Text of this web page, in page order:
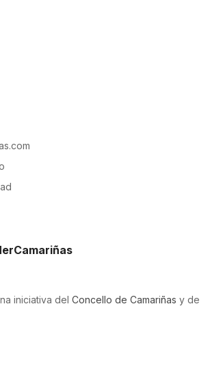
iniciativa del Concello de Camariñas y de